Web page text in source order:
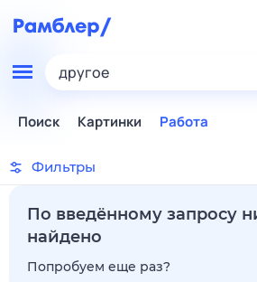
другое
Поиск Картинки Работа
Фильтры
По введённому запросу
найдено
Попробуем еще раз?